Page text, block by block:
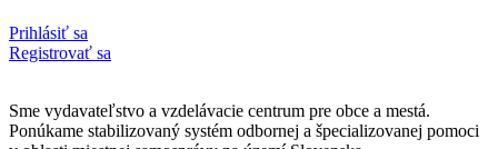
Prihlásiť sa
Registrovať sa
Sme vydavateľstvo a vzdelávacie centrum pre obce a mestá.
Ponúkame stabilizovaný systém odbornej a špecializovanej pomoci